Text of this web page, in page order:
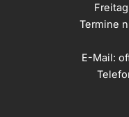
Termine
E-Mail: